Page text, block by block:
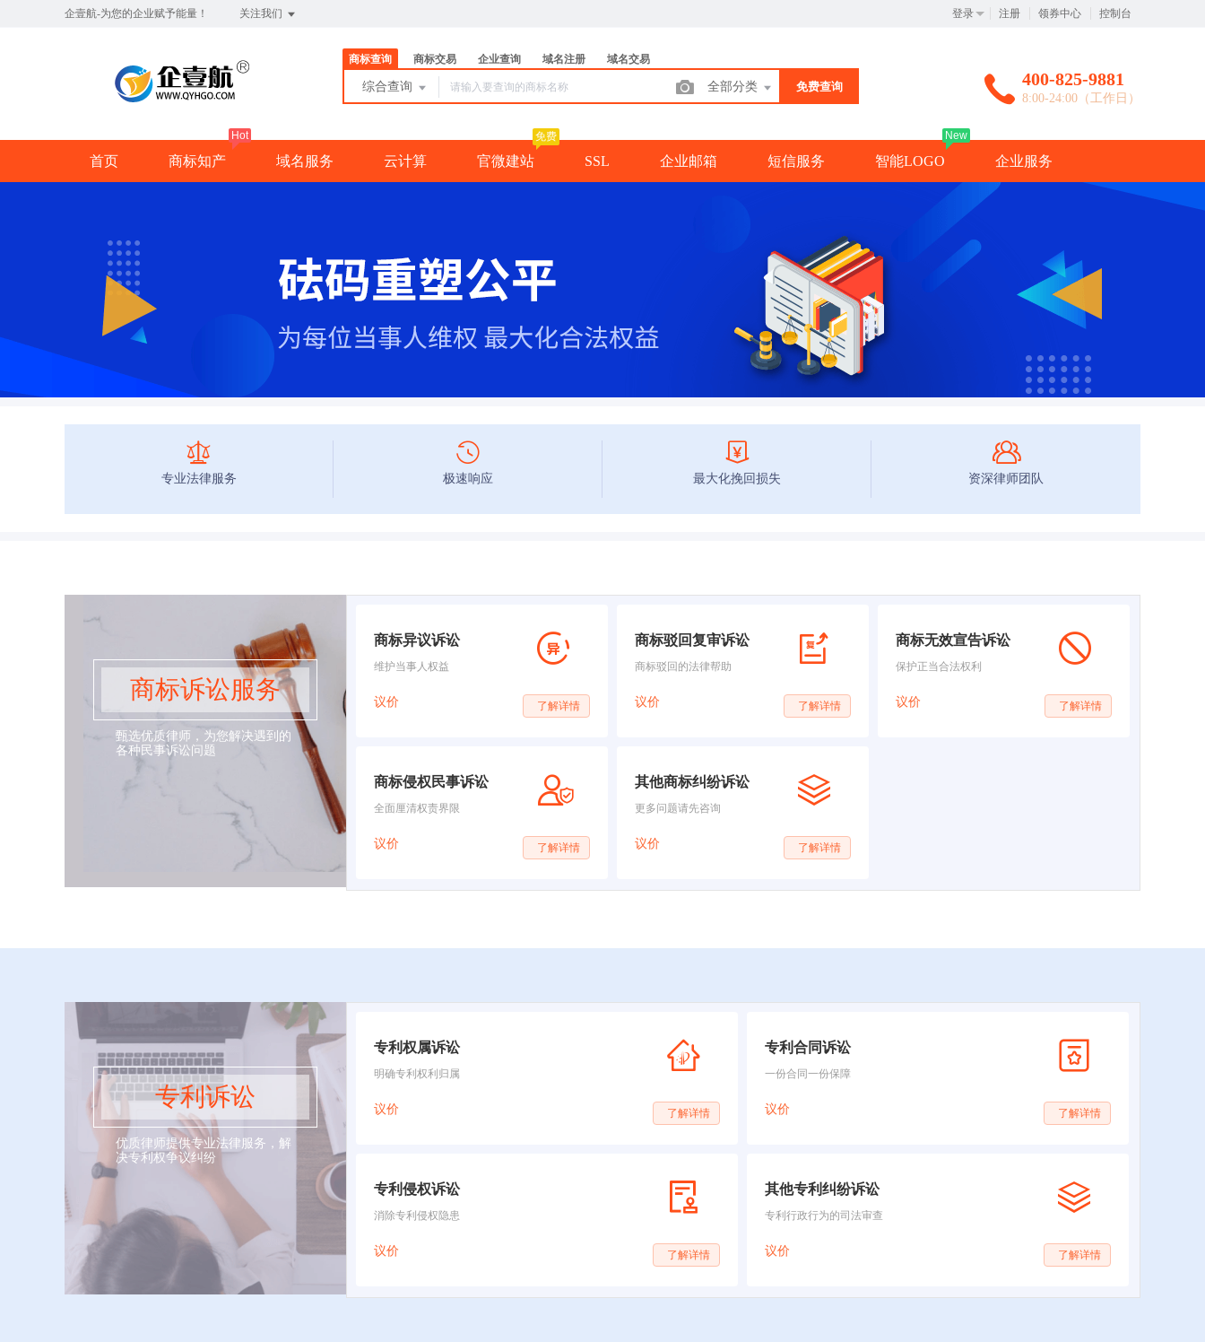
企壹航-为您的企业赋予能量！ 关注我们 登录 注册 领券中心 控制台
商标查询 商标交易 企业查询 域名注册 域名交易
综合查询 全部分类 免费查询 400-825-9881
8:00-24:00（工作日）
首页 商标知产
Hot
域名服务 云计算 官微建站
免费
SSL 企业邮箱 短信服务 智能LOGO
New
企业服务
专业法律服务 极速响应 最大化挽回损失 资深律师团队
商标诉讼服务
甄选优质律师，为您解决遇到的
各种民事诉讼问题
商标异议诉讼
维护当事人权益
议价 了解详情
商标驳回复审诉讼
商标驳回的法律帮助
议价 了解详情
商标无效宣告诉讼
保护正当合法权利
议价 了解详情
商标侵权民事诉讼
全面厘清权责界限
议价 了解详情
其他商标纠纷诉讼
更多问题请先咨询
议价 了解详情
专利诉讼
优质律师提供专业法律服务，解
决专利权争议纠纷
专利权属诉讼
明确专利权利归属
议价 了解详情
专利合同诉讼
一份合同一份保障
议价 了解详情
专利侵权诉讼
消除专利侵权隐患
议价 了解详情
其他专利纠纷诉讼
专利行政行为的司法审查
议价 了解详情